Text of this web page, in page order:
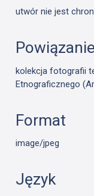
utwór nie jest
Powiązanie
kolekcja fotografii
Etnograficznego
Format
image/jpeg
Język